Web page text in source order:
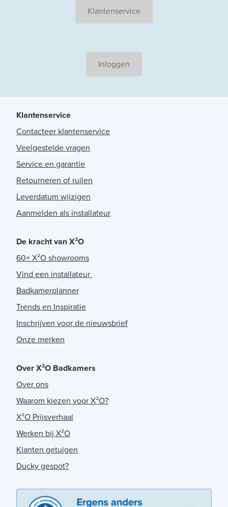
Klantenservice
Inloggen
Klantenservice
Contacteer klantenservice
Veelgestelde vragen
Service en garantie
Retourneren of ruilen
Leverdatum wijzigen
Aanmelden als installateur
De kracht van X²O
60+ X²O showrooms
Vind een installateur
Badkamerplanner
Trends en Inspiratie
Inschrijven voor de nieuwsbrief
Onze merken
Over X²O Badkamers
Over ons
Waarom kiezen voor X²O?
X²O Prijsverhaal
Werken bij X²O
Klanten getuigen
Ducky gespot?